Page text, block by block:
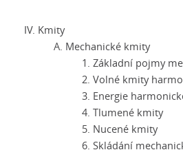
Kmity
Mechanické kmity
Základní pojmy
Volné kmity
Energie
Tlumené kmity
Nucené kmity
Skládání